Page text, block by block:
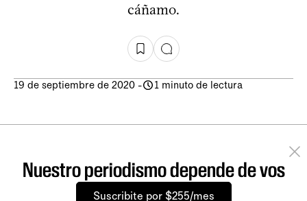
cáñamo.
19 de septiembre de 2020 - 1 minuto de lectura
Nuestro periodismo depende de vos
Suscribite por $255/mes